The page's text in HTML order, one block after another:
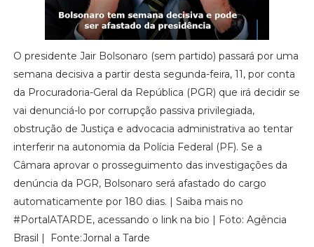
O presidente Jair Bolsonaro (sem partido) passará por uma
semana decisiva a partir desta segunda-feira, 11, por conta
da Procuradoria-Geral da República (PGR) que irá decidir se
vai denunciá-lo por corrupção passiva privilegiada,
obstrução de Justiça e advocacia administrativa ao tentar
interferir na autonomia da Polícia Federal (PF). Se a
Câmara aprovar o prosseguimento das investigações da
denúncia da PGR, Bolsonaro será afastado do cargo
automaticamente por 180 dias. | Saiba mais no
#PortalATARDE, acessando o link na bio | Foto: Agência
Brasil | Fonte:Jornal a Tarde